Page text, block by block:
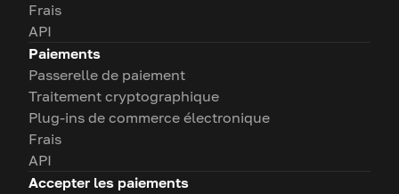
Frais
API
Paiements
Passerelle de paiement
Traitement cryptographique
Plug-ins de commerce électronique
Frais
API
Accepter les paiements